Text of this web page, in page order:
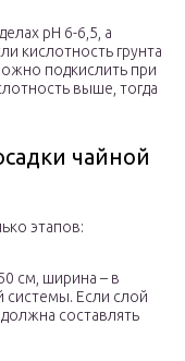
pH 6-6,5, а
кислотность грунта
подкислить при
выше, тогда
чайной
этапов:
см, ширина – в
системы. Если слой
составлять